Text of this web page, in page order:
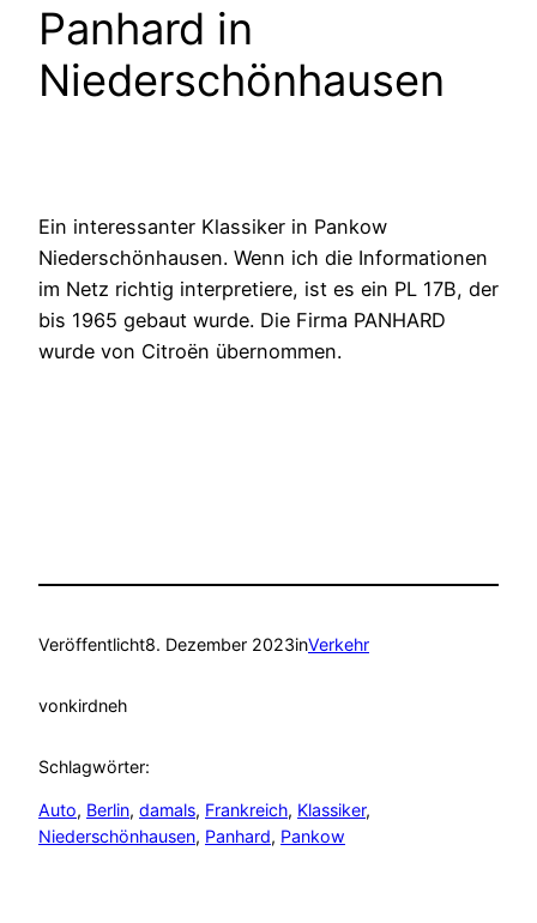
Panhard in
Niederschönhausen
Ein interessanter Klassiker in Pankow
Niederschönhausen. Wenn ich die Informationen
im Netz richtig interpretiere, ist es ein PL 17B, der
bis 1965 gebaut wurde. Die Firma PANHARD
wurde von Citroën übernommen.
Veröffentlicht8. Dezember 2023inVerkehr
vonkirdneh
Schlagwörter:
Auto, Berlin, damals, Frankreich, Klassiker
Niederschönhausen, Panhard, Pankow